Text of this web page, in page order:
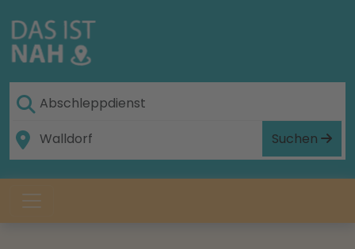
Suchen